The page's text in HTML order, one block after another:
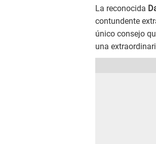
La reconocida
contundente
único consejo
una